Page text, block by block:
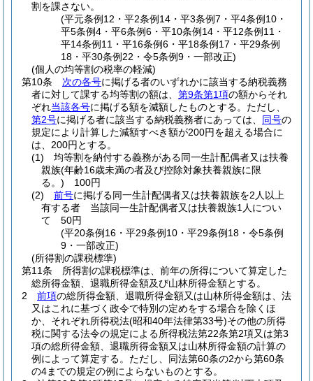
割を課さない。
(平元条例12・平2条例14・平3条例7・平4条例10・
平5条例4・平6条例6・平10条例14・平12条例11・
平14条例11・平16条例6・平18条例17・平29条例
18・平30条例22・令5条例9・一部改正)
(個人の均等割の税率の軽減)
第10条
次の各号に掲げる者のいずれかに該当する納税義務
者に対して課する均等割の額は、 第9条第1項の額からそれ
ぞれ当該各号に掲げる額を減額したものとする。 ただし、
第2号に掲げる者に該当する納税義務者にあっては、 同号の
規定により計算した減額すべき額が200円を超える場合に
は、200円とする。
(1)
均等割を納付する義務がある同一生計配偶者又は扶養
親族(年齢16歳未満の者及び控除対象扶養親族に限
る。) 100円
(2)
前号に掲げる同一生計配偶者又は扶養親族を2人以上
有する者 当該同一生計配偶者又は扶養親族1人につい
て 50円
(平20条例16・平29条例10・平29条例18・令5条例
9・一部改正)
(所得割の課税標準)
第11条
所得割の課税標準は、前年の所得について算定した
総所得金額、退職所得金額及び山林所得金額とする。
2
前項の総所得金額、退職所得金額又は山林所得金額は、法
又はこれに基づく政令で特別の定めをする場合を除くほ
か、それぞれ所得税法(昭和40年法律第33号)その他の所得
税に関する法令の規定による所得税法第22条第2項又は第3
項の総所得金額、退職所得金額又は山林所得金額の計算の
例によって算定する。 ただし、同法第60条の2から第60条
の4までの規定の例によらないものとする。